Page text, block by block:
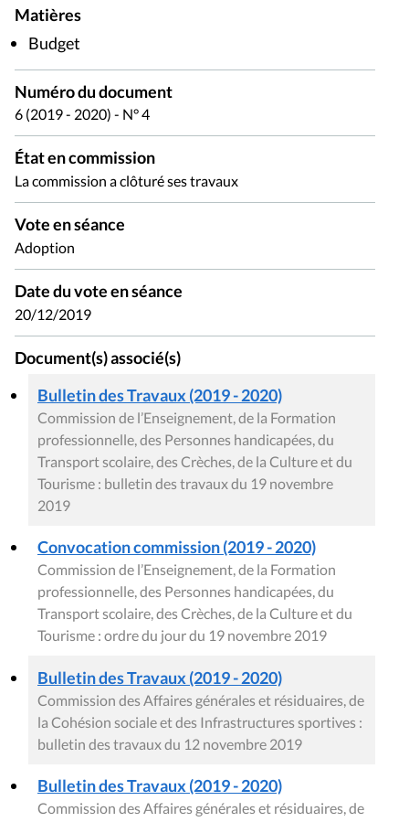
Matières
Budget
Numéro du document
6 (2019 - 2020) - N° 4
État en commission
La commission a clôturé ses travaux
Vote en séance
Adoption
Date du vote en séance
20/12/2019
Document(s) associé(s)
Bulletin des Travaux (2019 - 2020)
Commission de l’Enseignement, de la Formation
professionnelle, des Personnes handicapées, du
Transport scolaire, des Crèches, de la Culture et du
Tourisme : bulletin des travaux du 19 novembre
2019
Convocation commission (2019 - 2020)
Commission de l’Enseignement, de la Formation
professionnelle, des Personnes handicapées, du
Transport scolaire, des Crèches, de la Culture et du
Tourisme : ordre du jour du 19 novembre 2019
Bulletin des Travaux (2019 - 2020)
Commission des Affaires générales et résiduaires, de
la Cohésion sociale et des Infrastructures sportives :
bulletin des travaux du 12 novembre 2019
Bulletin des Travaux (2019 - 2020)
Commission des Affaires générales et résiduaires, de